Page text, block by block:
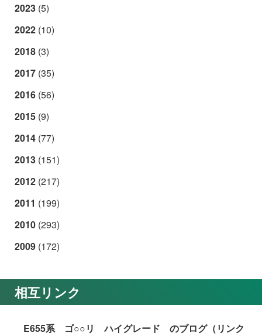
2023 (5)
2022 (10)
2018 (3)
2017 (35)
2016 (56)
2015 (9)
2014 (77)
2013 (151)
2012 (217)
2011 (199)
2010 (293)
2009 (172)
相互リンク
E655系 ゴ○○リ ハイグレード のブログ（リンク